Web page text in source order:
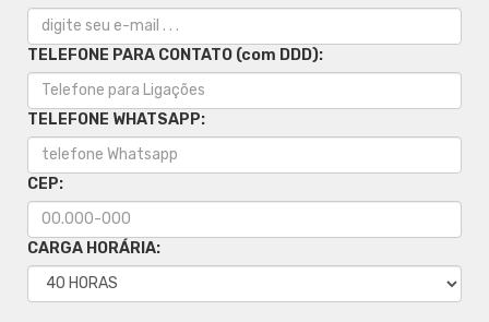
TELEFONE PARA CONTATO (com DDD):
TELEFONE WHATSAPP:
CEP:
CARGA HORÁRIA: